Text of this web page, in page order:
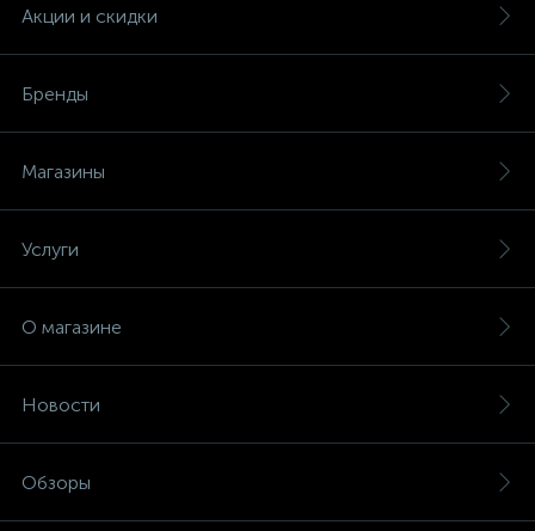
Акции и скидки
Бренды
Магазины
Услуги
О магазине
Новости
Обзоры